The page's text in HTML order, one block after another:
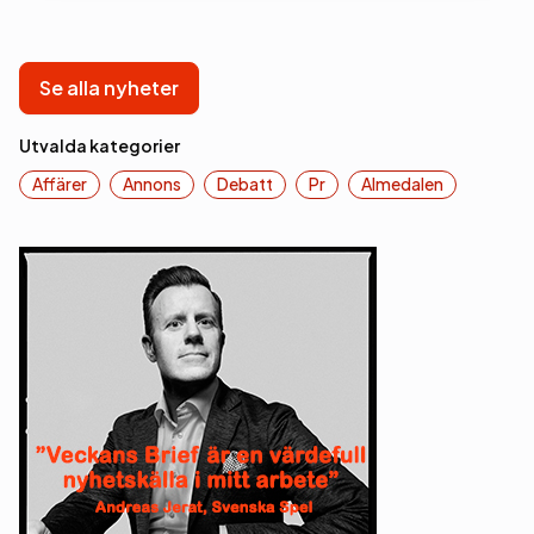
Se alla nyheter
Utvalda kategorier
Affärer
Annons Debatt Pr Almedalen